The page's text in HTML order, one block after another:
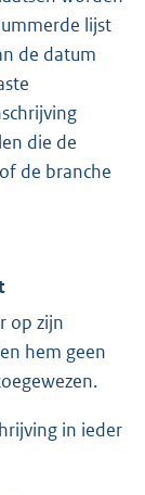
lijst
de datum
die de
de branche
op zijn
hem geen
in ieder